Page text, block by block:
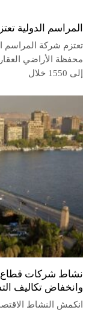
المراسم الدولية
تعتزم شركة المراسم
إلى 1550 خلال
نشاط شركات قطاع
وانخفاض تكاليف
انكمش النشاط